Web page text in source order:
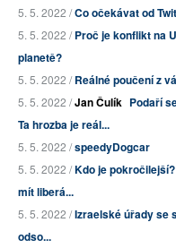
5. 5. 2022 /Co očekávat od
5. 5. 2022 /Proč je konflikt na
planetě?
5. 5. 2022 /Reálné poučení z
5. 5. 2022 /Jan Čulík Podaří
Ta hrozba je reál...
5. 5. 2022 /speedyDogcar
5. 5. 2022 /Kdo je
mít liberá...
5. 5. 2022 /Izraelské úřady se
odso...